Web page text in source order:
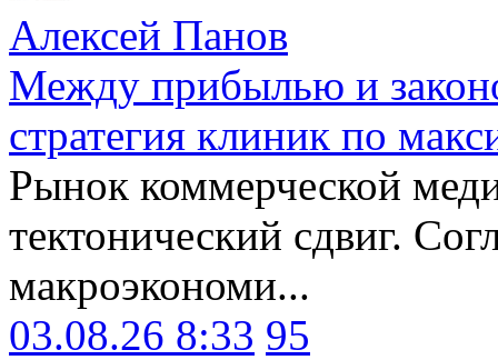
Алексей Панов
Между прибылью и
стратегия клиник по
Рынок коммерческой
тектонический сдвиг.
макроэкономи...
03.08.26 8:33 95